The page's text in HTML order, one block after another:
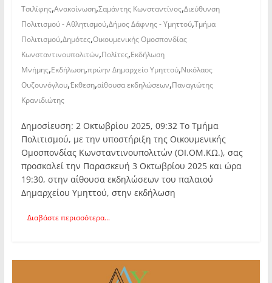
Τσιλίφης,Ανακοίνωση,Σαμάντης Κωνσταντίνος,Διεύθυνση
Πολιτισμού - Αθλητισμού,Δήμος Δάφνης - Υμηττού,Τμήμα
Πολιτισμού,Δημότες,Οικουμενικής Ομοσπονδίας
Κωνσταντινουπολιτών,Πολίτες,Εκδήλωση
Μνήμης,Εκδήλωση,πρώην Δημαρχείο Υμηττού,Νικόλαος
Ουζουνόγλου,Έκθεση,αίθουσα εκδηλώσεων,Παναγιώτης
Κρανιδιώτης
Δημοσίευση: 2 Οκτωβρίου 2025, 09:32 Το Τμήμα
Πολιτισμού, με την υποστήριξη της Οικουμενικής
Ομοσπονδίας Κωνσταντινουπολιτών (ΟΙ.ΟΜ.ΚΩ.), σας
προσκαλεί την Παρασκευή 3 Οκτωβρίου 2025 και ώρα
19:30, στην αίθουσα εκδηλώσεων του παλαιού
Δημαρχείου Υμηττού, στην εκδήλωση
Διαβάστε περισσότερα...